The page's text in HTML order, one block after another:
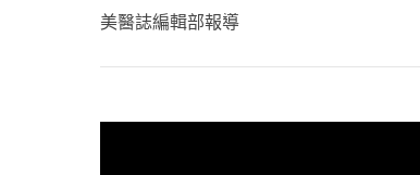
美醫誌編輯部報導